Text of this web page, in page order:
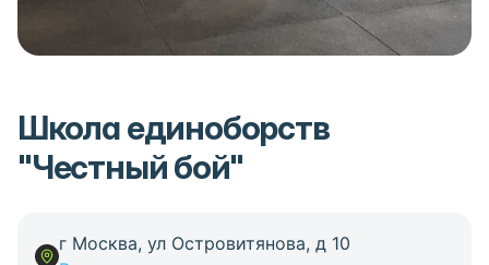
Школа единоборств
"Честный бой"
г Москва, ул Островитянова, д 10